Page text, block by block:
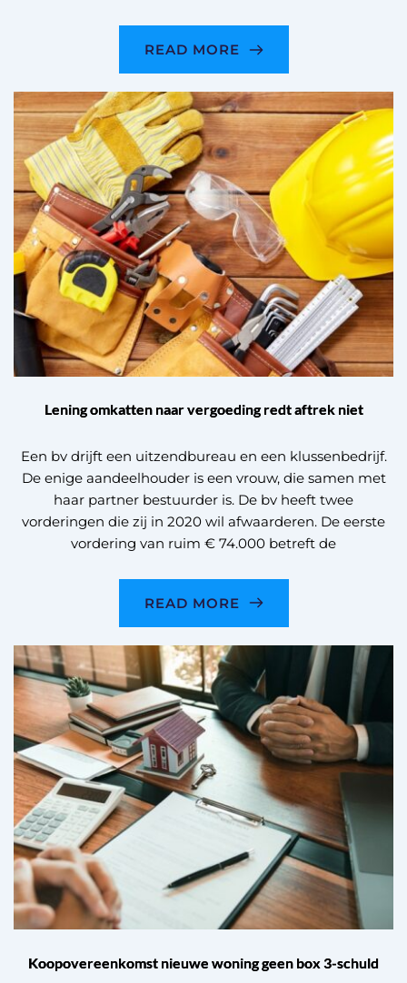
READ MORE
Lening omkatten naar vergoeding redt aftrek niet
Een bv drijft een uitzendbureau en een klussenbedrijf.
De enige aandeelhouder is een vrouw, die samen met
haar partner bestuurder is. De bv heeft twee
vorderingen die zij in 2020 wil afwaarderen. De eerste
vordering van ruim € 74.000 betreft de
READ MORE
Koopovereenkomst nieuwe woning geen box 3-schuld